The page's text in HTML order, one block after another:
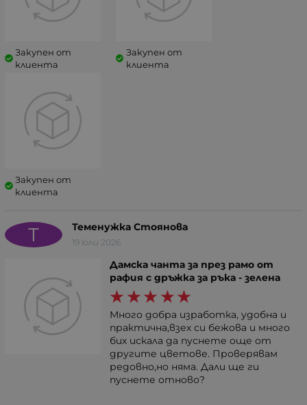
Закупен от
клиента
Закупен от
клиента
Закупен от
клиента
Т Теменужка Стоянова
19 юли 2026
Дамска чанта за през рамо от
рафия с дръжка за ръка - зелена
Много добра изработка, удобна и
практична,взех си бежова и много
бих искала да пуснете още от
другите цветове. Проверявам
редовно,но няма. Дали ще ги
пуснете отново?